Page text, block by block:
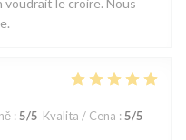
: 5/5 Kvalita / Cena : 5/5